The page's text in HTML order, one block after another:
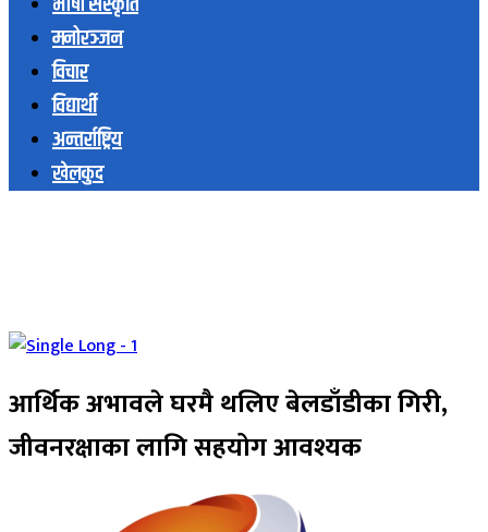
मनोरञ्जन
विचार
विद्यार्थी
अन्तर्राष्ट्रिय
खेलकुद
आर्थिक अभावले घरमै थलिए बेलडाँडीका गिरी,
जीवनरक्षाका लागि सहयोग आवश्यक